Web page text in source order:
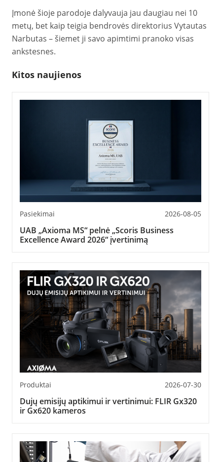
Įmonė šioje parodoje dalyvauja jau daugiau nei 10
metų, bet kaip teigia bendrovės direktorius Vytautas
Narbutas – šiemet ji savo apimtimi pranoko visas
ankstesnes.
Kitos naujienos
Pasiekimai 2026-08-05
UAB „Axioma MS“ pelnė „Scoris Business
Excellence Award 2026“ įvertinimą
Produktai 2026-07-30
Dujų emisijų aptikimui ir vertinimui: FLIR Gx320
ir Gx620 kameros